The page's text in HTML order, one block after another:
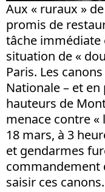
Aux « ruraux »
promis de
tâche immédiate
situation de «
Paris. Les
Nationale – et
hauteurs de
menace contre «
18 mars, à 3
et gendarmes
commandement
saisir ces